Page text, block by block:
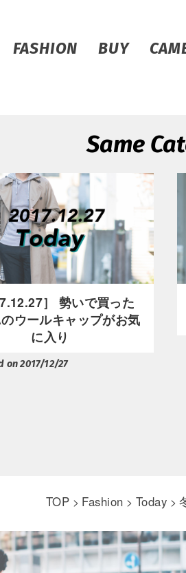
FASHION BUY
Same
］ 勢いで買った
ウールキャップがお気
に入り
on 2017/12/27
TOP > Fashion > Today >